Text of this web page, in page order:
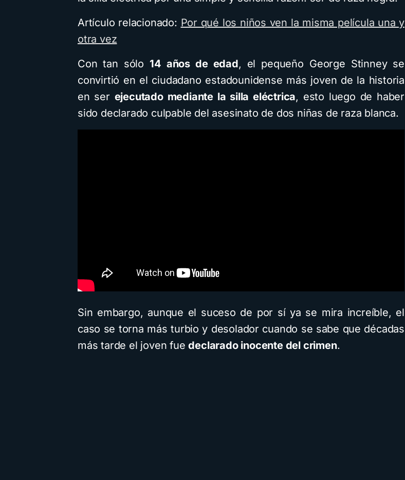
Artículo relacionado: Por qué los niños ven la misma película una y
otra vez
Con tan sólo 14 años de edad, el pequeño George Stinney se
convirtió en el ciudadano estadounidense más joven de la historia
en ser ejecutado mediante la silla eléctrica, esto luego de haber
sido declarado culpable del asesinato de dos niñas de raza blanca.
Sin embargo, aunque el suceso de por sí ya se mira increíble, el
caso se torna más turbio y desolador cuando se sabe que décadas
más tarde el joven fuedeclarado inocente del crimen.
Cómo crear cuentos
infantiles ilustrados con
usando Gemini y con
diferentes estilos
visuales: Descarga la
guía PDF
4 minutos de lectura 1,6K vistas